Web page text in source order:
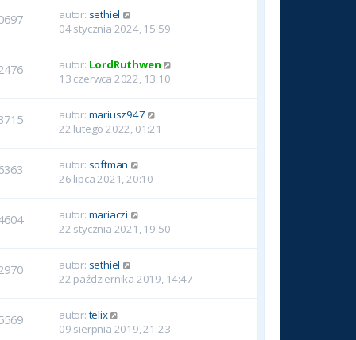
autor: sethiel
04 stycznia 2024, 15:59
autor: LordRuthwen
13 czerwca 2022, 13:10
autor: mariusz947
22 lutego 2022, 01:21
autor: softman
26 lipca 2021, 20:10
autor: mariaczi
22 stycznia 2021, 19:50
autor: sethiel
22 października 2019, 14:47
autor: telix
09 sierpnia 2019, 21:23